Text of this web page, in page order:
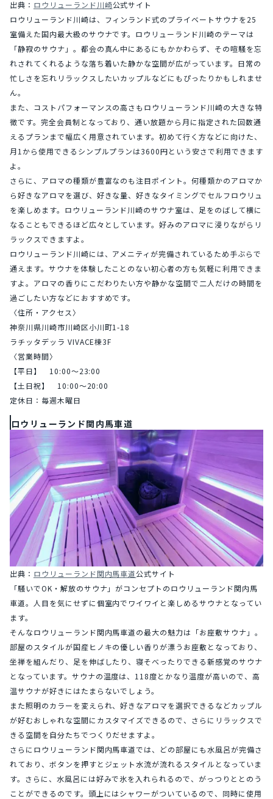
出典： ロウリューランド川崎公式サイト
ロウリューランド川崎は、フィンランド式のプライベートサウナを25
室備えた国内最大級のサウナです。ロウリューランド川崎のテーマは
「静寂のサウナ」。都会の真ん中にあるにもかかわらず、その喧騒を忘
れされてくれるような落ち着いた静かな空間が広がっています。日常の
忙しさを忘れリラックスしたいカップルなどにもぴったりかもしれませ
ん。
また、コストパフォーマンスの高さもロウリューランド川崎の大きな特
徴です。完全会員制となっており、通い放題から月に指定された回数通
えるプランまで幅広く用意されています。初めて行く方などに向けた、
月1から使用できるシンプルプランは3600円という安さで利用できます
よ。
さらに、アロマの種類が豊富なのも注目ポイント。何種類かのアロマか
ら好きなアロマを選び、好きな量、好きなタイミングでセルフロウリュ
を楽しめます。ロウリューランド川崎のサウナ室は、足をのばして横に
なることもできるほど広々としています。好みのアロマに浸りながらリ
ラックスできますよ。
ロウリューランド川崎には、アメニティが完備されているため手ぶらで
通えます。サウナを体験したことのない初心者の方も気軽に利用できま
すよ。アロマの香りにこだわりたい方や静かな空間で二人だけの時間を
過ごしたい方などにおすすめです。
〈住所・アクセス〉
神奈川県川崎市川崎区⼩川町1-18
ラチッタデッラ VIVACE棟3F
〈営業時間〉
【平⽇】　10:00〜23:00
【⼟⽇祝】　10:00〜20:00
定休⽇：毎週⽊曜⽇
ロウリューランド関内馬車道
出典： ロウリューランド関内馬車道公式サイト
「騒いでOK・解放のサウナ」がコンセプトのロウリューランド関内馬
車道。人目を気にせずに個室内でワイワイと楽しめるサウナとなってい
ます。
そんなロウリューランド関内馬車道の最大の魅力は「お座敷サウナ」。
部屋のスタイルが国産ヒノキの優しい香りが漂うお座敷となっており、
坐禅を組んだり、足を伸ばしたり、寝そべったりできる新感覚のサウナ
となっています。サウナの温度は、118度とかなり温度が高いので、高
温サウナが好きにはたまらないでしょう。
また照明のカラーを変えられ、好きなアロマを選択できるなどカップル
が好むおしゃれな空間にカスタマイズできるので、さらにリラックスで
きる空間を自分たちでつくりだせますよ。
さらにロウリューランド関内馬車道では、どの部屋にも水風呂が完備さ
れており、ボタンを押すとジェット水流が流れるスタイルとなっていま
す。さらに、水風呂には好みで氷を入れられるので、がっつりととのう
ことができるのです。頭上にはシャワーがついているので、同時に使用